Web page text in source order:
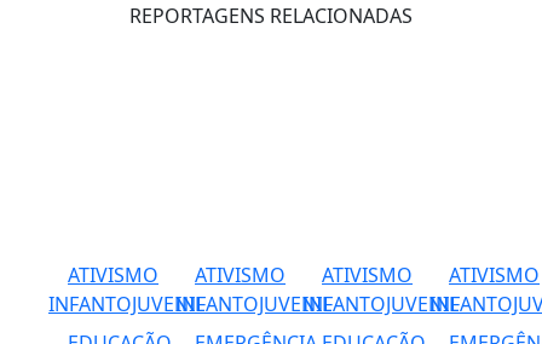
REPORTAGENS RELACIONADAS
ATIVISMO
INFANTOJUVENIL
ATIVISMO
INFANTOJUVENIL
ATIVISMO
INFANTOJUVENIL
ATIVISMO